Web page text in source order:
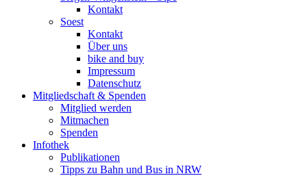
Kontakt
Soest
Kontakt
Über uns
bike and buy
Impressum
Datenschutz
Mitgliedschaft & Spenden
Mitglied werden
Mitmachen
Spenden
Infothek
Publikationen
Tipps zu Bahn und Bus in NRW